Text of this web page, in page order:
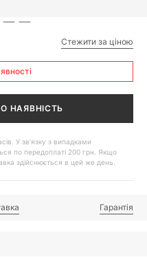
Стежити за ціною
НАЯВНІСТЬ
У зв'язку з випадками
по передоплаті 200 грн. Якщо
здійснюється в цей же день.
Гарантія